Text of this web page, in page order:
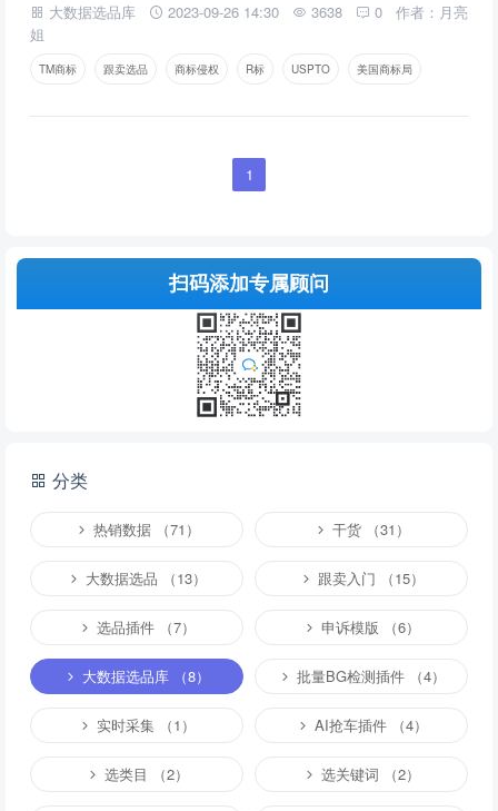
大数据选品库 2023-09-26 14:30 3638 0
作者：月亮
姐
TM商标 跟卖选品 商标侵权 R标 USPTO 美国商标局
1
扫码添加专属顾问
分类
热销数据 （71） 干货 （31）
大数据选品 （13） 跟卖入门 （15）
选品插件 （7） 申诉模版 （6）
大数据选品库 （8） 批量BG检测插件 （4）
实时采集 （1） AI抢车插件 （4）
选类目 （2） 选关键词 （2）